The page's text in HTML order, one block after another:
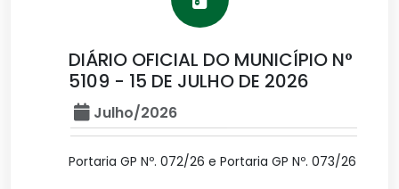
DIÁRIO OFICIAL DO MUNICÍPIO N°
5109 - 15 DE JULHO DE 2026
Julho/2026
Portaria GP Nº. 072/26 e Portaria GP Nº. 073/26